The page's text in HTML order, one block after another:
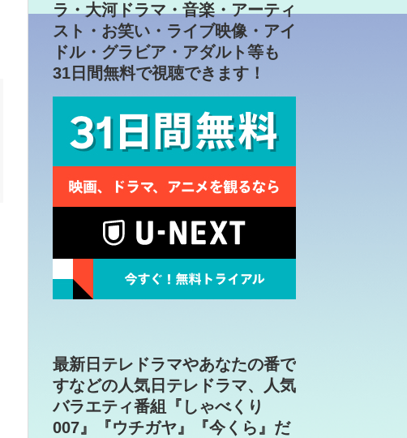
ラ・大河ドラマ・音楽・アーティ
スト・お笑い・ライブ映像・アイ
ドル・グラビア・アダルト等も
31日間無料で視聴できます！
最新日テレドラマやあなたの番で
すなどの人気日テレドラマ、人気
バラエティ番組『しゃべくり
007』『ウチガヤ』『今くら』だ